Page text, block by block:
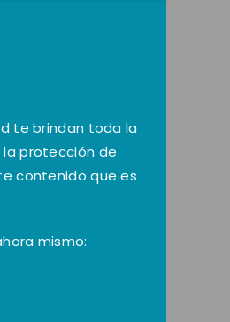
te brindan toda la
protección de
contenido que es
mismo: